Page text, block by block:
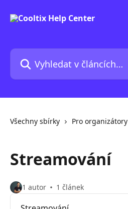
Vyhledat v článcích…
Všechny sbírky Pro organizátory
Streamování
1 autor 1 článek